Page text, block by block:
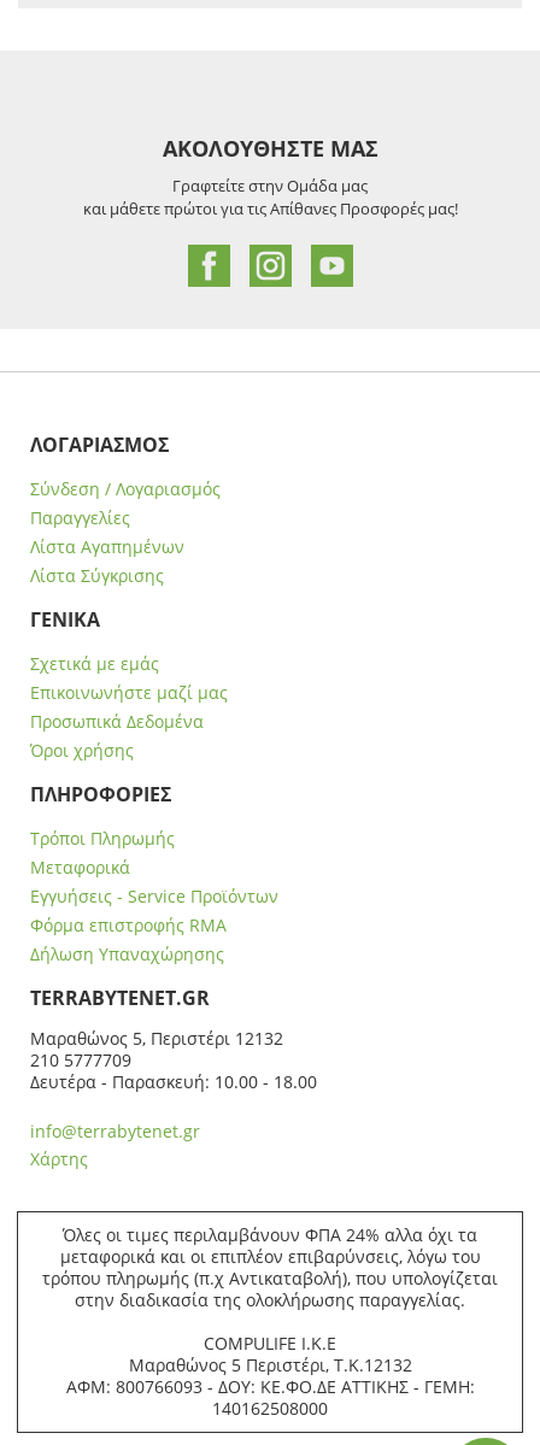
ΑΚΟΛΟΥΘΗΣΤΕ ΜΑΣ
Γραφτείτε στην Ομάδα μας
και μάθετε πρώτοι για τις Απίθανες Προσφορές μας!
ΛΟΓΑΡΙΑΣΜΟΣ
Σύνδεση / Λογαριασμός
Παραγγελίες
Λίστα Αγαπημένων
Λίστα Σύγκρισης
ΓΕΝΙΚΑ
Σχετικά με εμάς
Επικοινωνήστε μαζί μας
Προσωπικά Δεδομένα
Όροι χρήσης
ΠΛΗΡΟΦΟΡΙΕΣ
Τρόποι Πληρωμής
Μεταφορικά
Εγγυήσεις - Service Προϊόντων
Φόρμα επιστροφής RMA
Δήλωση Υπαναχώρησης
ΤERRABYTENET.GR
Μαραθώνος 5, Περιστέρι 12132
210 5777709
Δευτέρα - Παρασκευή: 10.00 - 18.00
info@terrabytenet.gr
Χάρτης
Όλες οι τιμες περιλαμβάνουν ΦΠΑ 24% αλλα όχι τα
μεταφορικά και οι επιπλέον επιβαρύνσεις, λόγω του
τρόπου πληρωμής (π.χ Αντικαταβολή), που υπολογίζεται
στην διαδικασία της ολοκλήρωσης παραγγελίας.
COMPULIFE Ι.Κ.Ε
Μαραθώνος 5 Περιστέρι, Τ.Κ.12132
ΑΦΜ: 800766093 - ΔΟΥ: ΚΕ.ΦΟ.ΔΕ ΑΤΤΙΚΗΣ - ΓΕΜΗ:
140162508000